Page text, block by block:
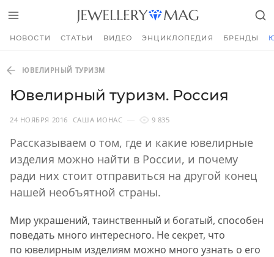
НОВОСТИ СТАТЬИ ВИДЕО ЭНЦИКЛОПЕДИЯ БРЕНДЫ
ЮВЕЛИРНЫЙ ТУРИЗМ
Ювелирный туризм. Россия
24 НОЯБРЯ 2016 САША ИОНАС 9 835
Рассказываем о том, где и какие ювелирные
изделия можно найти в России, и почему
ради них стоит отправиться на другой конец
нашей необъятной страны.
Мир украшений, таинственный и богатый, способен
поведать много интересного. Не секрет, что
по ювелирным изделиям можно много узнать о его